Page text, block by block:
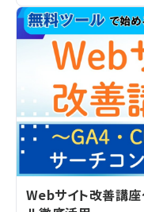
Webサイト改善講